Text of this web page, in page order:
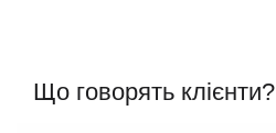
Що говорять клієнти?